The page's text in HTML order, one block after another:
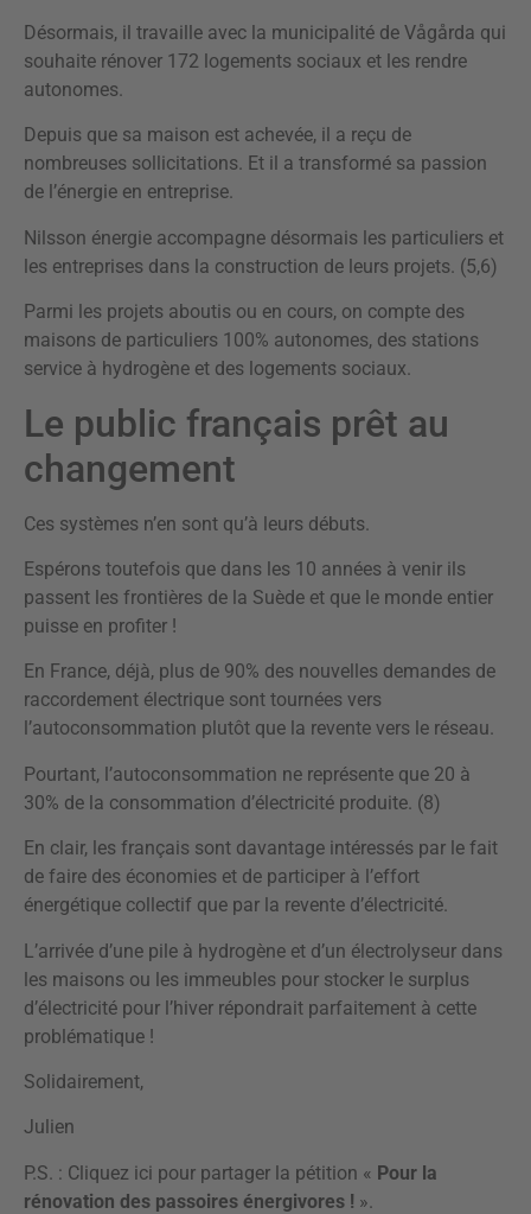
Désormais, il travaille avec la municipalité de Vågårda qui
souhaite rénover 172 logements sociaux et les rendre
autonomes.
Depuis que sa maison est achevée, il a reçu de
nombreuses sollicitations. Et il a transformé sa passion
de l’énergie en entreprise.
Nilsson énergie accompagne désormais les particuliers et
les entreprises dans la construction de leurs projets. (5,6)
Parmi les projets aboutis ou en cours, on compte des
maisons de particuliers 100% autonomes, des stations
service à hydrogène et des logements sociaux.
Le public français prêt au
changement
Ces systèmes n’en sont qu’à leurs débuts.
Espérons toutefois que dans les 10 années à venir ils
passent les frontières de la Suède et que le monde entier
puisse en profiter !
En France, déjà, plus de 90% des nouvelles demandes de
raccordement électrique sont tournées vers
l’autoconsommation plutôt que la revente vers le réseau.
Pourtant, l’autoconsommation ne représente que 20 à
30% de la consommation d’électricité produite. (8)
En clair, les français sont davantage intéressés par le fait
de faire des économies et de participer à l’effort
énergétique collectif que par la revente d’électricité.
L’arrivée d’une pile à hydrogène et d’un électrolyseur dans
les maisons ou les immeubles pour stocker le surplus
d’électricité pour l’hiver répondrait parfaitement à cette
problématique !
Solidairement,
Julien
P.S. : Cliquez ici pour partager la pétition « Pour la
rénovation des passoires énergivores ! ».